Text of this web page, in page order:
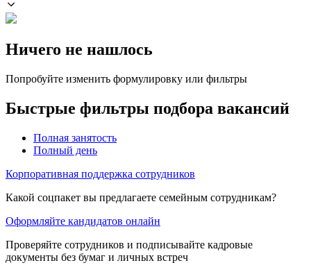
Ничего не нашлось
Попробуйте изменить формулировку или фильтры
Быстрые фильтры подбора вакансий
Полная занятость
Полный день
Корпоративная поддержка сотрудников
Какой соцпакет вы предлагаете семейным сотрудникам?
Оформляйте кандидатов онлайн
Проверяйте сотрудников и подписывайте кадровые
документы без бумаг и личных встреч